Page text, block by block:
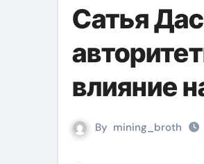
Сатья
влияние
By mining_broth